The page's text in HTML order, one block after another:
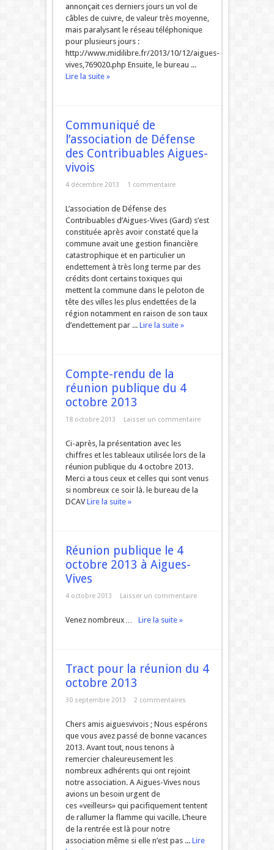
annonçait ces derniers jours un vol de
câbles de cuivre, de valeur très moyenne,
mais paralysant le réseau téléphonique
pour plusieurs jours :
http://www.midilibre.fr/2013/10/12/aigues-
vives,769020.php Ensuite, le bureau ...
Lire la suite »
Communiqué de
l’association de Défense
des Contribuables Aigues-
vivois
4 décembre 2013 1 commentaire
L’association de Défense des
Contribuables d’Aigues-Vives (Gard) s’est
constituée après avoir constaté que la
commune avait une gestion financière
catastrophique et en particulier un
endettement à très long terme par des
crédits dont certains toxiques qui
mettent la commune dans le peloton de
tête des villes les plus endettées de la
région notamment en raison de son taux
d’endettement par ... Lire la suite »
Compte-rendu de la
réunion publique du 4
octobre 2013
18 octobre 2013 Laisser un commentaire
Ci-après, la présentation avec les
chiffres et les tableaux utilisée lors de la
réunion publique du 4 octobre 2013.
Merci a tous ceux et celles qui sont venus
si nombreux ce soir là. le bureau de la
DCAVLire la suite »
Réunion publique le 4
octobre 2013 à Aigues-
Vives
4 octobre 2013 Laisser un commentaire
Venez nombreux… Lire la suite »
Tract pour la réunion du 4
octobre 2013
30 septembre 2013 2 commentaires
Chers amis aiguesvivois ; Nous espérons
que vous avez passé de bonne vacances
2013. Avant tout, nous tenons à
remercier chaleureusement les
nombreux adhérents qui ont rejoint
notre association. A Aigues-Vives nous
avions un besoin urgent de
ces «veilleurs» qui pacifiquement tentent
de rallumer la flamme qui vacille. L’heure
de la rentrée est là pour notre
association même si elle n’est pas ... Lire